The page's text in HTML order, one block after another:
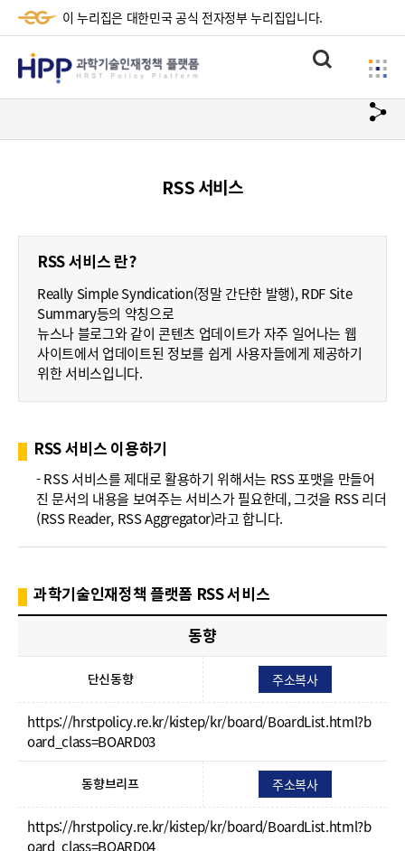
이 누리집은 대한민국 공식 전자정부 누리집입니다.
HPP
과
정
책
플
랫
폼
HRST
Policy
Platform
통
합
색
사
이
메
url
복
RSS 서비스
RSS 서비스 란?
Really Simple Syndication(정말 간단한 발행), RDF Site
Summary등의 약칭으로
뉴스나 블로그와 같이 콘텐츠 업데이트가 자주 일어나는 웹
사이트에서 업데이트된 정보를 쉽게 사용자들에게 제공하기
위한 서비스입니다.
RSS 서비스 이용하기
- RSS 서비스를 제대로 활용하기 위해서는 RSS 포맷을 만들어
진 문서의 내용을 보여주는 서비스가 필요한데, 그것을 RSS 리더
(RSS Reader, RSS Aggregator)라고 합니다.
과학기술인재정책 플랫폼 RSS 서비스
동향
단신동향 주소복사
https://hrstpolicy.re.kr/kistep/kr/board/BoardList.html?b
oard_class=BOARD03
동향브리프 주소복사
https://hrstpolicy.re.kr/kistep/kr/board/BoardList.html?b
oard_class=BOARD04